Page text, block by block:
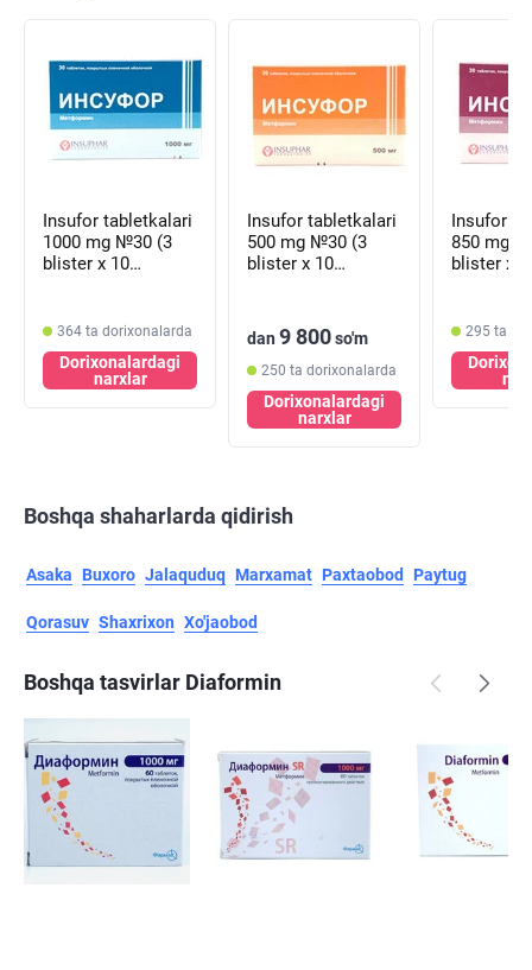
Insufor tabletkalari
1000 mg №30 (3
blister х 10
364 ta dorixonalarda
Dorixonalardagi
narxlar
Insufor tabletkalari
500 mg №30 (3
blister х 10
dan 9 800so'm
250 ta dorixonalarda
Dorixonalardagi
narxlar
Insufor
850 mg
blister х
295 ta
Boshqa shaharlarda qidirish
Asaka Buxoro Jalaquduq Marxamat Paxtaobod Paytug
Qorasuv Shaxrixon Xo'jaobod
Boshqa tasvirlar Diaformin